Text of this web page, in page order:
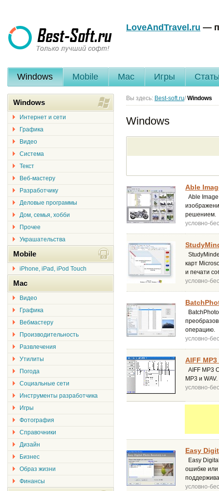
LoveAndTravel.ru —
Windows Mobile Mac Игры
Вы здесь: Best-soft.ru/ Windows
Windows
Able
Able
решением.
условно-
карт
и печати
условно-
операцию.
условно-
AIFF
AIFF MP3
MP3 и
условно-
Easy
Easy
ошибке или
условно-
Windows
Интернет и сети
Графика
Видео
Система
Текст
Веб-мастеру
Разработчику
Деловые программы
Дом, семья, хобби
Прочее
Украшательства
Mobile
iPhone, iPad, iPod Touch
Mac
Видео
Графика
Вебмастеру
Производительность
Развлечения
Утилиты
Погода
Социальные сети
Инструменты разработчика
Игры
Фотография
Справочники
Дизайн
Бизнес
Образ жизни
Финансы